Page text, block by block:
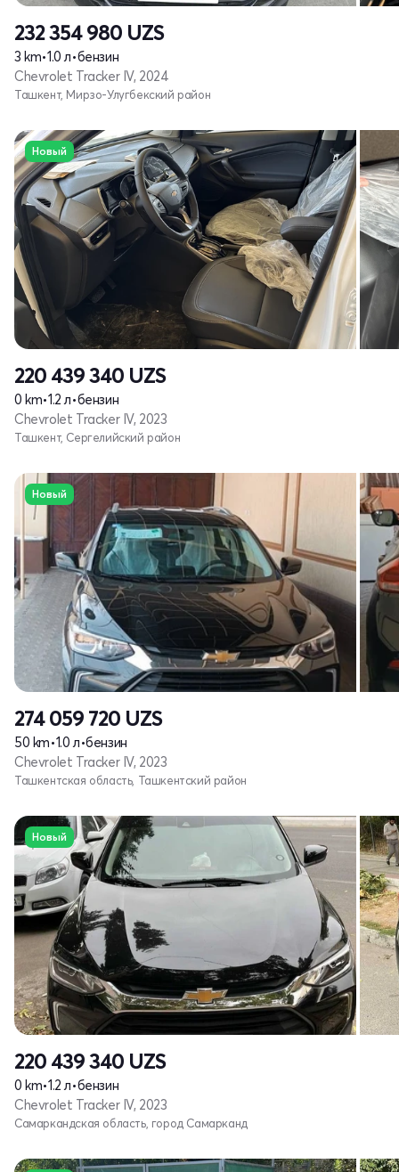
232 354 980 UZS
3 km•1.0 л•бензин
Chevrolet Tracker IV, 2024
Ташкент, Мирзо-Улугбекский район
Новый
220 439 340 UZS
0 km•1.2 л•бензин
Chevrolet Tracker IV, 2023
Ташкент, Сергелийский район
Новый
274 059 720 UZS
50 km•1.0 л•бензин
Chevrolet Tracker IV, 2023
Ташкентская область, Ташкентский район
Новый
220 439 340 UZS
0 km•1.2 л•бензин
Chevrolet Tracker IV, 2023
Самаркандская область, город Самарканд